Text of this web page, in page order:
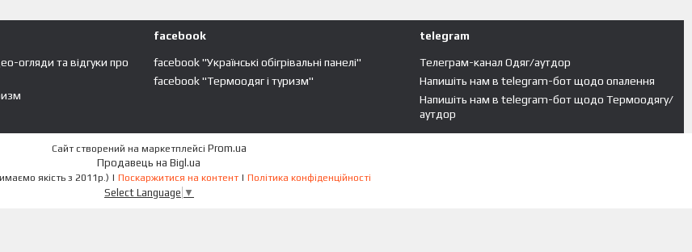
огляди та відгуки про
facebook
facebook "Українські обігрівальні панелі"
facebook "Термоодяг і туризм"
telegram
Телеграм-канал Одяг/аутдор
Напишіть нам в telegram-бот щодо опалення
Напишіть нам в telegram-бот щодо Термоодягу/
аутдор
Сайт створений на маркетплейсі Prom.ua
Продавець на Bigl.ua
ECO-OBIGRIV (тримаємо якість з 2011р.) | Поскаржитися на контент | Політика конфіденційності
Select Language ▼